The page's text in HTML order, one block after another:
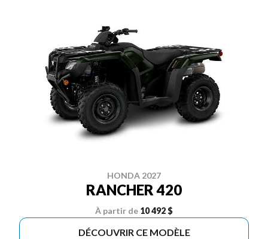
HONDA 2027
RANCHER 420
À partir de 10 492 $
DÉCOUVRIR CE MODÈLE